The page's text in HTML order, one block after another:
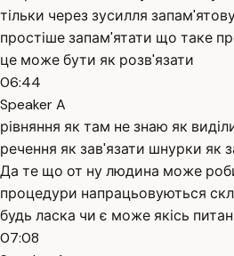
тільки через зусилля
простіше запам'ятати що таке
це може бути як розв'язати
06:44
Speaker A
рівняння як там не знаю як
речення як зав'язати шнурки як
Да те що от ну людина може
процедури напрацьовуються
будь ласка чи є може якісь
07:08